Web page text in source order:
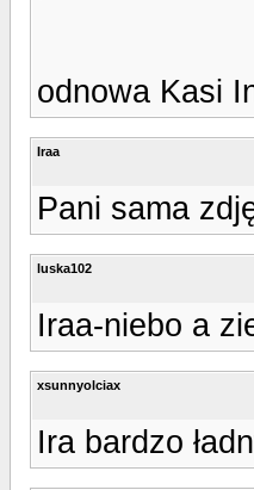
odnowa Kasi
Iraa
Pani sama
luska102
Iraa-niebo a
xsunnyolciax
Ira bardzo